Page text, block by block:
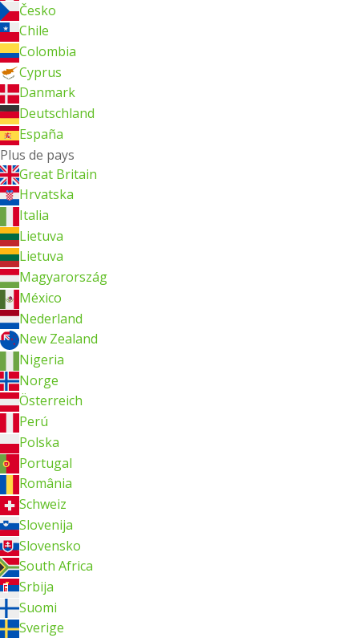
Česko
Chile
Colombia
Cyprus
Danmark
Deutschland
España
Plus de pays
Great Britain
Hrvatska
Italia
Lietuva
Lietuva
Magyarország
México
Nederland
New Zealand
Nigeria
Norge
Österreich
Perú
Polska
Portugal
România
Schweiz
Slovenija
Slovensko
South Africa
Srbija
Suomi
Sverige